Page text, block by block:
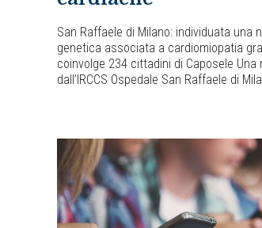
San Raffaele di Milano: individuata una
genetica associata a cardiomiopatia
coinvolge 234 cittadini di Caposele
dall’IRCCS Ospedale San Raffaele di